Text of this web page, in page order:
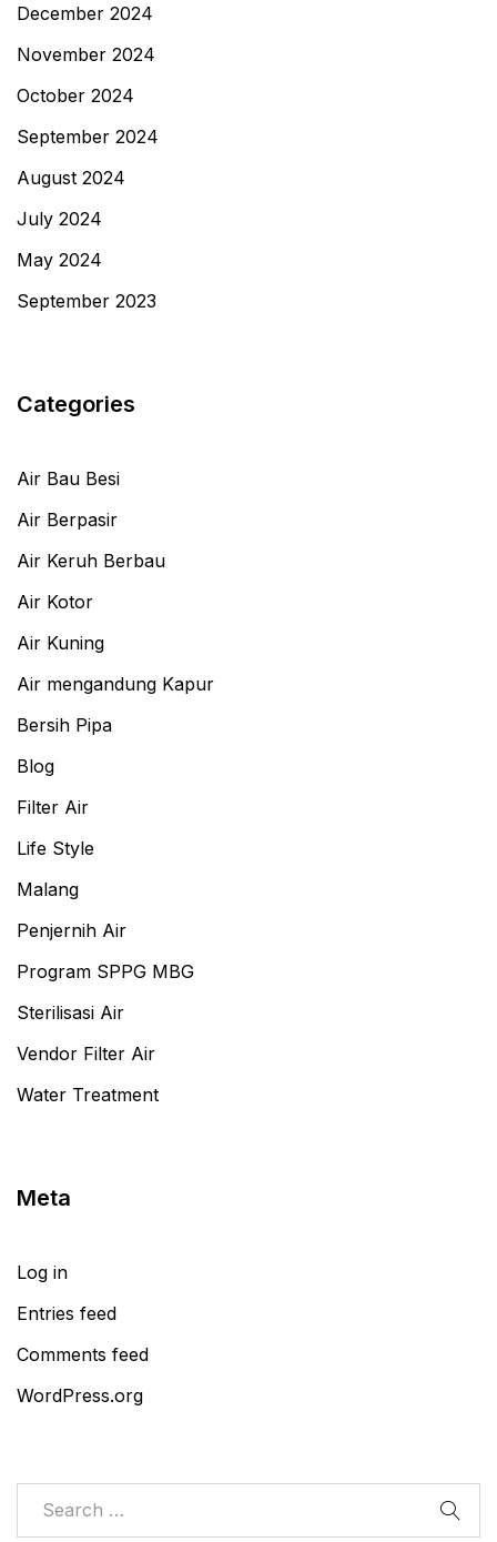
December 2024
November 2024
October 2024
September 2024
August 2024
July 2024
May 2024
September 2023
Categories
Air Bau Besi
Air Berpasir
Air Keruh Berbau
Air Kotor
Air Kuning
Air mengandung Kapur
Bersih Pipa
Blog
Filter Air
Life Style
Malang
Penjernih Air
Program SPPG MBG
Sterilisasi Air
Vendor Filter Air
Water Treatment
Meta
Log in
Entries feed
Comments feed
WordPress.org